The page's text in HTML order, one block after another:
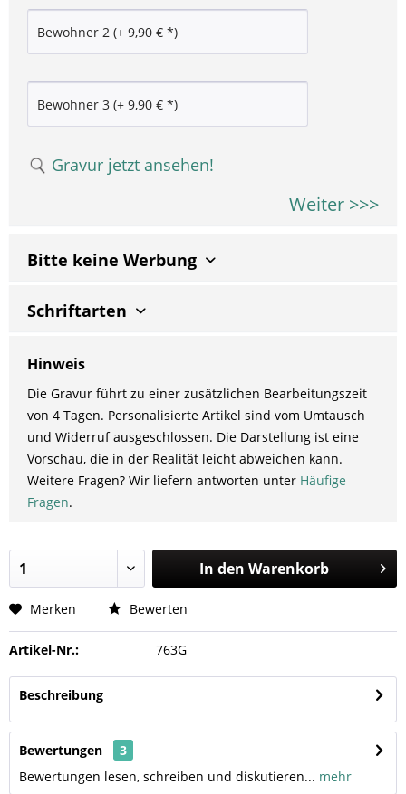
Gravur jetzt ansehen!
Weiter >>>
Bitte keine Werbung
Schriftarten
Hinweis
Die Gravur führt zu einer zusätzlichen Bearbeitungszeit
von 4 Tagen. Personalisierte Artikel sind vom Umtausch
und Widerruf ausgeschlossen. Die Darstellung ist eine
Vorschau, die in der Realität leicht abweichen kann.
Weitere Fragen? Wir liefern antworten unter Häufige
Fragen.
In den Warenkorb
Merken Bewerten
Artikel-Nr.: 763G
Beschreibung
Bewertungen
3
Bewertungen lesen, schreiben und diskutieren... mehr